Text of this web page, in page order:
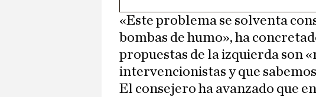
«Este problema se solventa
bombas de humo», ha
propuestas de la izquierda son
intervencionistas y que
El consejero ha avanzado que